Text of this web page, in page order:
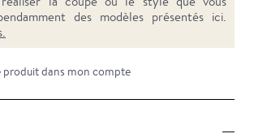
des modèles présentés ici.
produit dans mon compte